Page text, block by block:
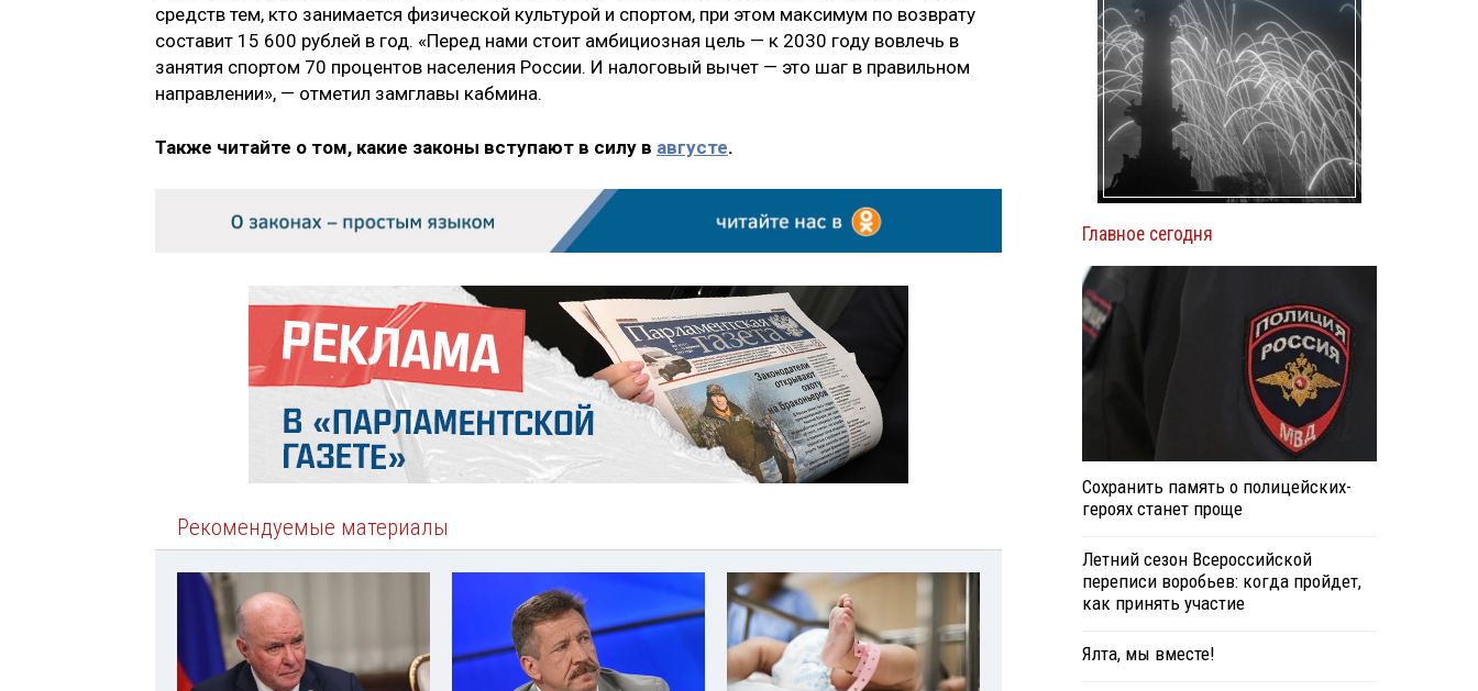
средств тем, кто занимается физической культурой и спортом, при этом максимум по возврату
составит 15 600 рублей в год. «Перед нами стоит амбициозная цель — к 2030 году вовлечь в
занятия спортом 70 процентов населения России. И налоговый вычет — это шаг в правильном
направлении», — отметил замглавы кабмина.
Также читайте о том, какие законы вступают в силу в августе.
Рекомендуемые материалы
Главное сегодня
Сохранить память о полицейских-
героях станет проще
Летний сезон Всероссийской
переписи воробьев: когда пройдет,
как принять участие
Ялта, мы вместе!